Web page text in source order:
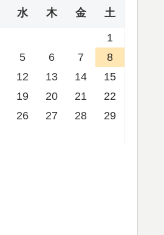
水 木 金 土
1
5 6 7
8
12 13 14
15
19 20 21
22
26 27 28
29